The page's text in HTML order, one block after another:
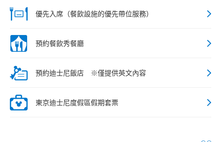
優先入席（餐飲設施的優先帶位服務）
預約餐飲秀餐廳
預約迪士尼飯店 ※僅提供英文內容
東京迪士尼度假區假期套票